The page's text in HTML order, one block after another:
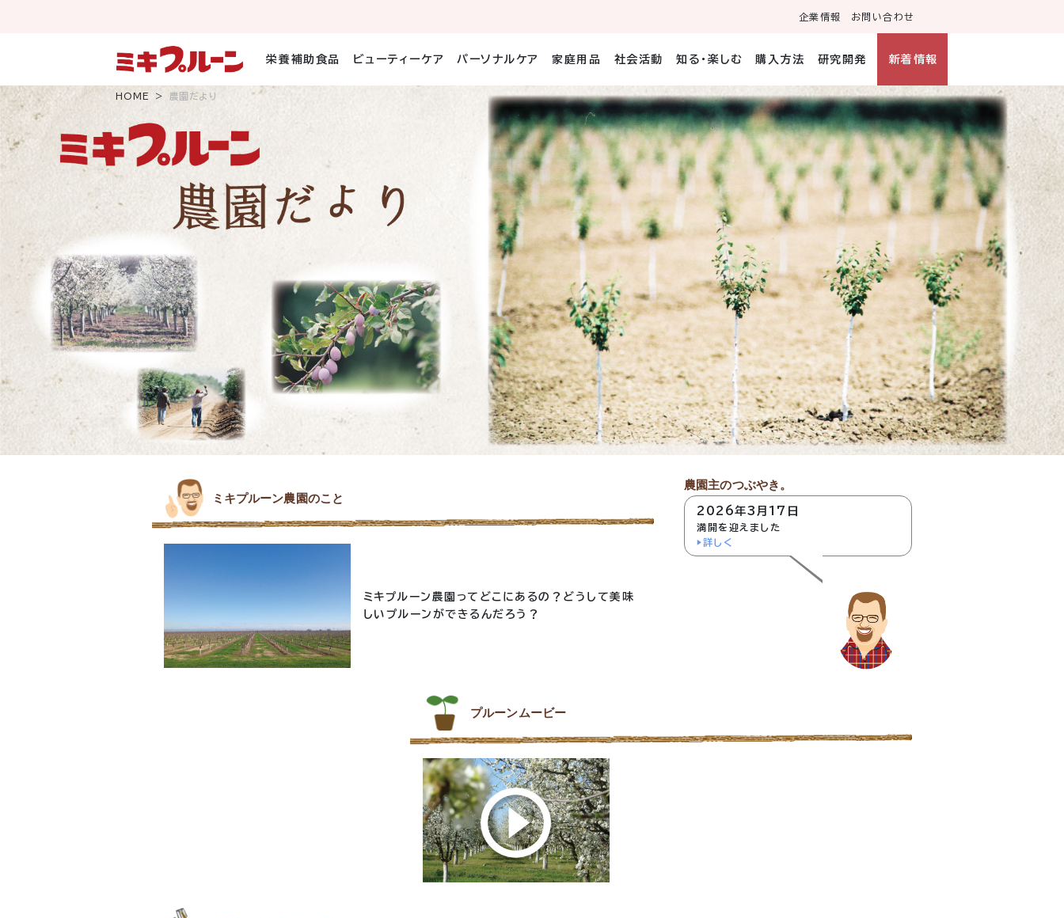
キ
ッ
企業情報 お問い合わせ
栄養補助食品 ビューティーケア パーソナルケア 家庭用品 社会活動 知る・楽しむ 購入方法 研究開発 新着情報
HOME 農園だより
農園主のつぶやき。
2026年3月17日
満開を迎えました
詳しく
ミキプルーン農園のこと
ミキプルーン農園ってどこにあるの？どうして美味
しいプルーンができるんだろう？
プルーンムービー